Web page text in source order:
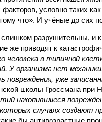
условно таких
что». И учёные до сих
разрушительны, и
же приводят к
человека в типичной
У организма нет
повреждения, уже
школы Гроссмана при
накопившиеся
случаях создают
бы антивозрастные